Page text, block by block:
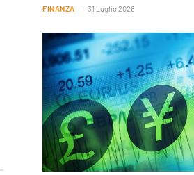
FINANZA 31 Luglio 2026